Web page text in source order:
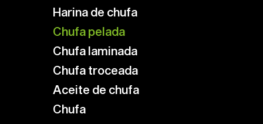
Harina de chufa
Chufa pelada
Chufa laminada
Chufa troceada
Aceite de chufa
Chufa